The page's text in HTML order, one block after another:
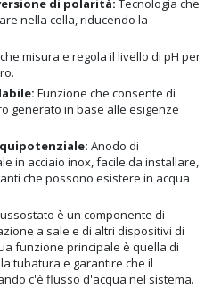
di polarità: Tecnologia che
nella cella, riducendo la
misura e regola il livello di pH per
Funzione che consente di
generato in base alle esigenze
Anodo di
in acciaio inox, facile da installare,
che possono esistere in acqua
è un componente di
a sale e di altri dispositivi di
funzione principale è quella di
tubatura e garantire che il
c'è flusso d'acqua nel sistema.